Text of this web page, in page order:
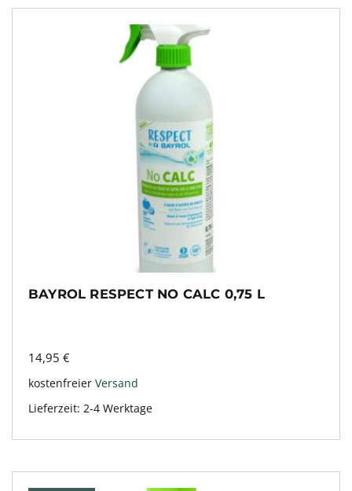
BAYROL RESPECT NO CALC 0,75 L
14,95 €
kostenfreier Versand
Lieferzeit: 2-4 Werktage